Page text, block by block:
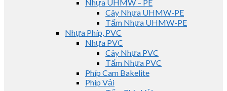
Nhựa UHMW – PE
Cây Nhựa UHMW-PE
Tấm Nhựa UHMW-PE
Nhựa Phíp, PVC
Nhựa PVC
Cây Nhựa PVC
Tấm Nhựa PVC
Phíp Cam Bakelite
Phip Vải